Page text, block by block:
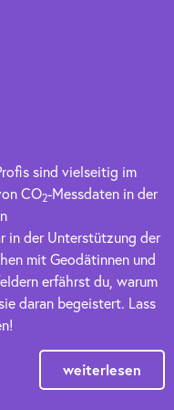
sind vielseitig im
CO2-Messdaten in der
in der Unterstützung der
mit Geodätinnen und
erfährst du, warum
daran begeistert. Lass
weiterlesen